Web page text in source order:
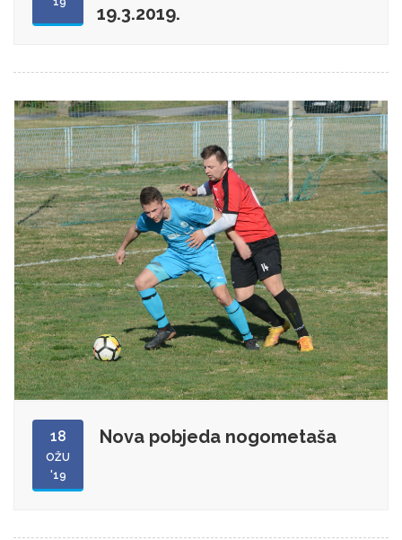
19.3.2019.
18
OŽU
'19
Nova pobjeda nogometaša